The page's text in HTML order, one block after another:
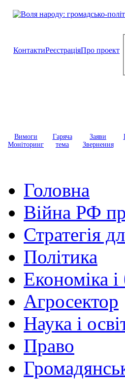
КонтактиРеєстраціяПро проект
Вимоги
Моніторинг
Гаряча
тема
Заяви
Звернення
Головна
Війна РФ
Стратегія
Політика
Економіка і
Агросектор
Наука і
Право